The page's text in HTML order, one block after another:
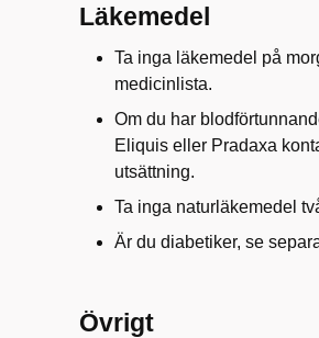
Läkemedel
Ta inga läkemedel på
medicinlista.
Om du har
Eliquis eller Pradaxa
utsättning.
Ta inga naturläkemedel
Är du diabetiker, se
Övrigt